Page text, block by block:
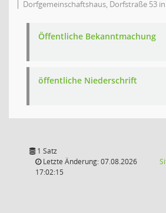
Dorfgemeinschaftshaus, Dorfstraße 53
Öffentliche Bekanntmachung
öffentliche Niederschrift
1 Satz
Letzte Änderung: 07.08.2026
17:02:15